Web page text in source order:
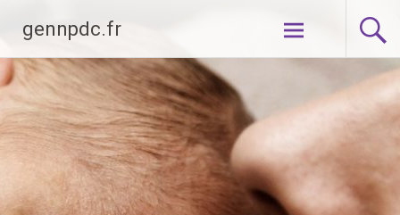
contenu
principal
gennpdc.fr